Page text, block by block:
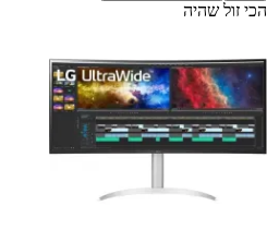
הכי זול שהיה